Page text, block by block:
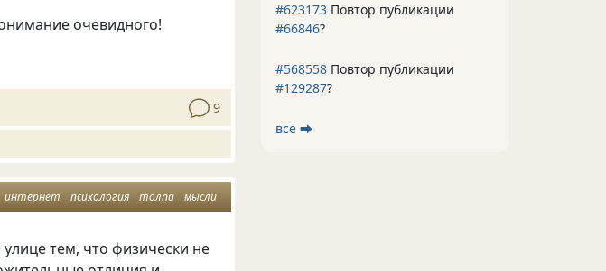
очевидного!
9
интернет психология толпа мысли
тем, что физически не
#623173 Повтор публикации
#66846?
#568558 Повтор публикации
#129287?
все ⮕